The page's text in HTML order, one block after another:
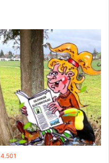
4.501